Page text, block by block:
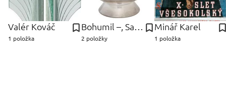
Valér Kováč
1 položka
Bohumil –, Sandrik, fa Južnič
2 položky
Minář Karel
1 položka